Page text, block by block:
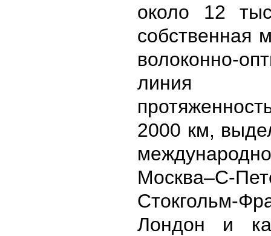
около 12
собственная
волоконно-
линия
2000 км,
Москва–С-
Стокгольм-
Лондон и